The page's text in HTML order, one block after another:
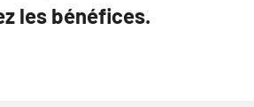
les bénéfices.